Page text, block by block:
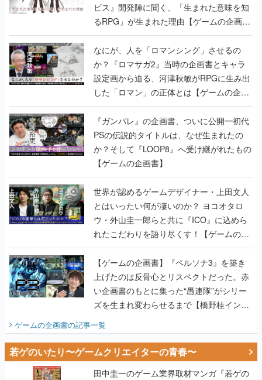
ビス』開発陣に聞く、「生まれた意味を知
るRPG」が生まれた理由【ゲームの企画
書】
なにが、人を「ロマンシング」させるの
か？『ロマサガ2』当時の企画書とキャラ
設定画から迫る、河津秋敏がRPGに生み出
した「ロマン」の正体とは【ゲームの企画
書】
『ガンパレ』の企画書、ついに公開━初代
PSの伝説的タイトルは、なぜ生まれたの
か？そして『LOOP8』へ受け継がれたもの
【ゲームの企画書】
世界が認めるゲームデザイナー・上田文人
とはいったい何が凄いのか？ ヨコオタロ
ウ・外山圭一郎らと共に『ICO』に込めら
れたこだわりを語り尽くす！【ゲームの企
画書】
【ゲームの企画書】『ペルソナ3』を築き
上げたのは反骨心とリスペクトだった。赤
い企画書のもとに集った“愚連隊”がシリー
ズを生まれ変わらせるまで【橋野桂インタ
ビュー】
ゲームの企画書の記事一覧
若ゲのいたり〜ゲームクリエイターの青春〜
田中圭一のゲーム業界取材マンガ『若ゲの